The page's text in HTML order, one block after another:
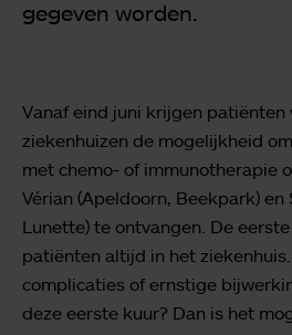
gegeven worden.
Vanaf eind juni krijgen patiënten
ziekenhuizen de mogelijkheid
met chemo- of immunotherapie
Vérian (Apeldoorn, Beekpark) en
Lunette) te ontvangen. De
patiënten altijd in het
complicaties of ernstige
deze eerste kuur? Dan is het